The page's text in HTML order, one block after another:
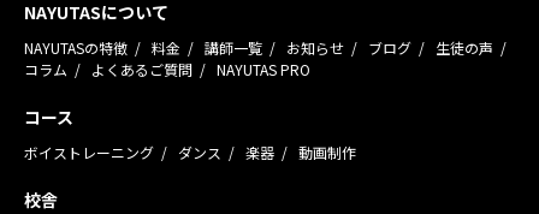
NAYUTASについて
NAYUTASの特徴 料金 講師一覧 お知らせ ブログ
生徒の声
コラム
よくあるご質問 NAYUTAS PRO
コース
ボイストレーニング ダンス 楽器 動画制作
校舎